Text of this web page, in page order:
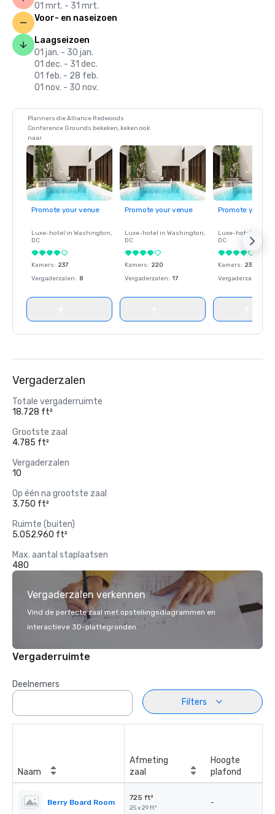
01 mrt. - 31 mrt.
Voor- en naseizoen
Laagseizoen
01 jan. - 30 jan.
01 dec. - 31 dec.
01 feb. - 28 feb.
01 nov. - 30 nov.
Planners die Alliance Redwoods
Conference Grounds bekeken, keken ook
naar
Promote your venue
Luxe-hotel in Washington,
DC
Kamers: 237
Vergaderzalen: 8
Promote your venue
Luxe-hotel in Washington,
DC
Kamers: 220
Vergaderzalen: 17
Promote your
Luxe-hotel in
DC
Kamers: 237
Vergaderzalen
Vergaderzalen
Totale vergaderruimte
18.728 ft²
Grootste zaal
4.785 ft²
Vergaderzalen
10
Op één na grootste zaal
3.750 ft²
Ruimte (buiten)
5.052.960 ft²
Max. aantal staplaatsen
480
Vergaderzalen verkennen
Vind de perfecte zaal met opstellingsdiagrammen en
interactieve 3D-plattegronden.
Vergaderruimte
Deelnemers
Filters
Naam
Afmeting
zaal
Hoogte
plafond
Berry Board Room
725 ft²
25 x 29 ft²
-